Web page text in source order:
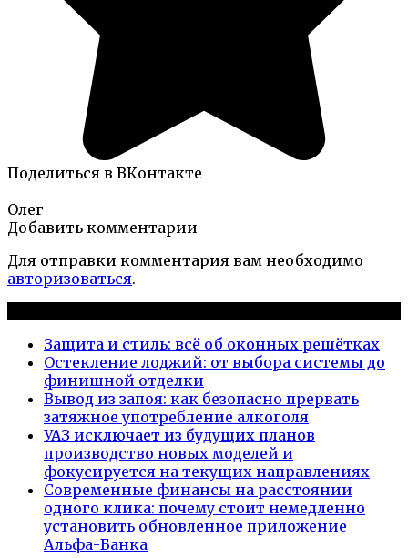
Поделиться в ВКонтакте
Олег
Добавить комментарии
Для отправки комментария вам необходимо
авторизоваться.
Защита и стиль: всё об оконных решётках
Остекление лоджий: от выбора системы до
финишной отделки
Вывод из запоя: как безопасно прервать
затяжное употребление алкоголя
УАЗ исключает из будущих планов
производство новых моделей и
фокусируется на текущих направлениях
Современные финансы на расстоянии
одного клика: почему стоит немедленно
установить обновленное приложение
Альфа-Банка